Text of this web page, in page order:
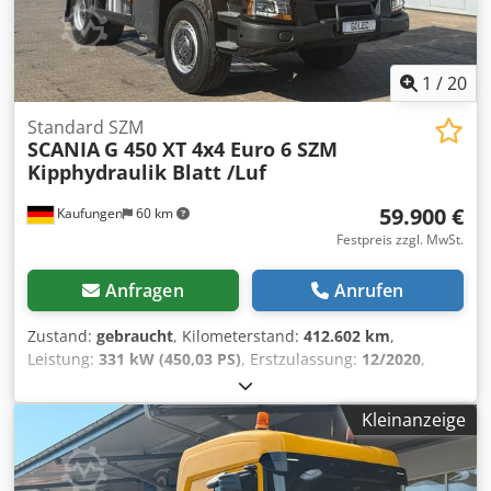
1 /20
Kaufungen 60 km
Standard SZM
SCANIA G 450 XT 4x4 Euro 6 SZM
Kipphydraulik Blatt /Luf
59.900 €
Festpreis zzgl. MwSt.
Anfragen Anrufen
Zustand: gebraucht, Kilometerstand: 412.602 km,
Leistung: 331 kW (450,03 PS), Erstzulassung: 12/2020,
, Gesamtgewicht:
Konfiguration:2 Achsen, nächste Prüfung (TÜV):08/2028,
Farbe:Gelb, Getriebetyp:Automatisch
, Emissionsklasse:
Euro6, Baujahr:2020, Ausstattung:ABS, Allradantrieb,
Klimaanlage, Interne Fahrzeugnr.: G400186 Ab sofort
Kleinanzeige